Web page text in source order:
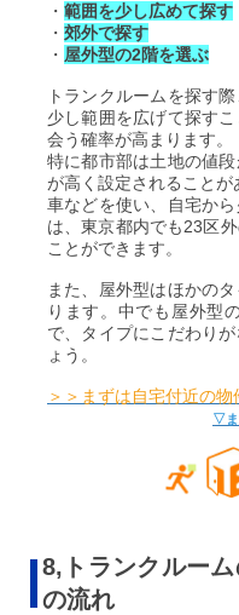
・ 範囲を少し広めて探す
・ 郊外で探す
・ 屋外型の2階を選ぶ
トランクルームを探す
少し範囲を広げて探す
会う確率が高まります。
特に都市部は土地の値
が高く設定されることが
車などを使い、自宅か
は、東京都内でも23区
ことができます。
また、屋外型はほかの
ります。中でも屋外型
で、タイプにこだわり
ょう。
＞＞まずは自宅付近の物
▽ま
8,トランクルー
の流れ